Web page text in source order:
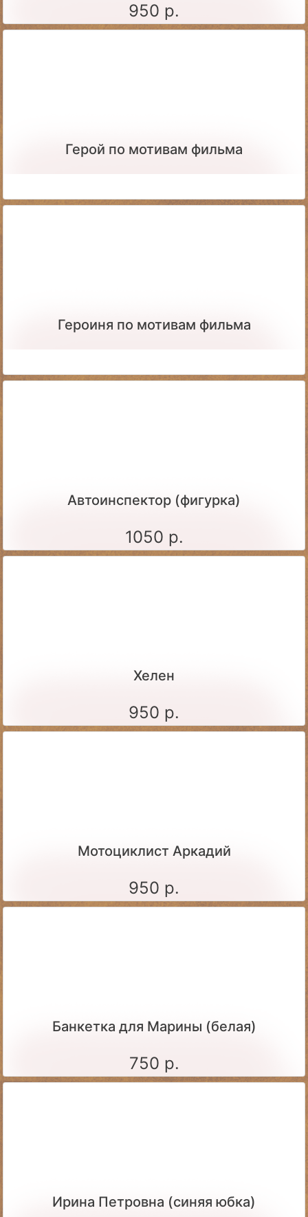
950 р.
Герой по мотивам фильма
Героиня по мотивам фильма
Автоинспектор (фигурка)
1050 р.
Хелен
950 р.
Мотоциклист Аркадий
950 р.
Банкетка для Марины (белая)
750 р.
Ирина Петровна (синяя юбка)